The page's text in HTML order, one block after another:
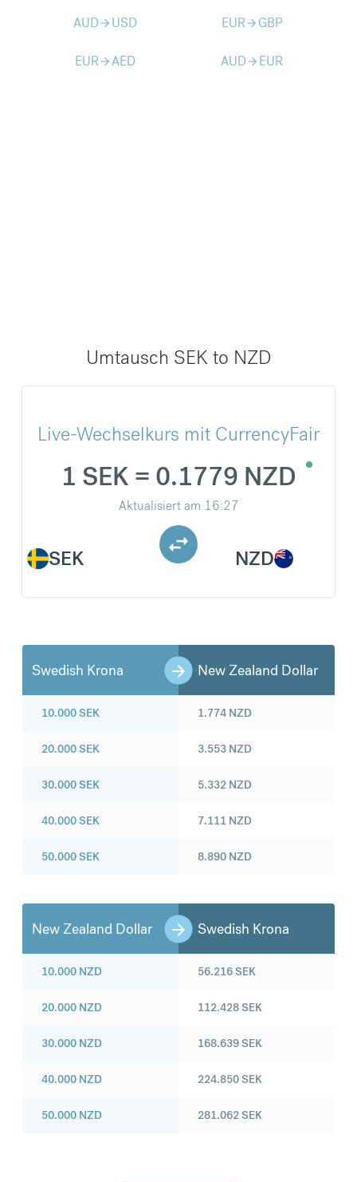
AUDarrow_forward USD EURarrow_forward GBP
EURarrow_forwardAED AUDarrow_forward EUR
Umtausch SEK to NZD
Live-Wechselkurs mit CurrencyFair
SEK
1 SEK = 0.1779 NZD
Aktualisiert am 16:27
NZD
Swedish Krona New Zealand Dollar
10.000SEK
20.000SEK
30.000SEK
40.000SEK
50.000SEK
1.774 NZD
3.553 NZD
5.332 NZD
7.111 NZD
8.890 NZD
New Zealand Dollar Swedish Krona
10.000 NZD
20.000 NZD
30.000 NZD
40.000 NZD
50.000 NZD
56.216SEK
112.428SEK
168.639SEK
224.850SEK
281.062SEK